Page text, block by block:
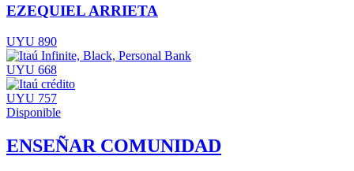
EZEQUIEL ARRIETA
UYU 890
UYU 668
UYU 757
Disponible
ENSEÑAR COMUNIDAD